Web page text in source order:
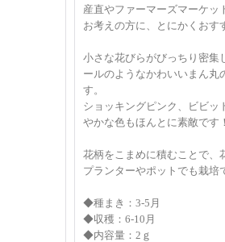
産直やファーマーズマーケッ
お考えの方に、とにかくおす
小さな花びらがびっちり密集
ールのようなかわいいまん丸
す。
ショッキングピンク、ビビッ
やかな色もほんとに素敵です！
花柄をこまめに積むことで、
プランターやポットでも栽
◆種まき：3-5月
◆収穫：6-10月
◆内容量：2ｇ